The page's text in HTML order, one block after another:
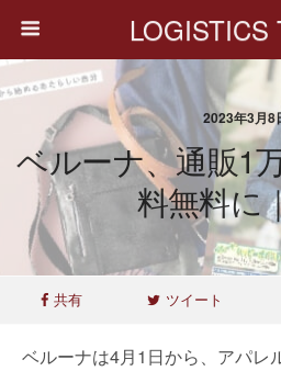
LOGISTICS
2023年3月8
ベルーナ、通販1
料無料に
共有 ツイート
ベルーナは4月1日から、アパレ